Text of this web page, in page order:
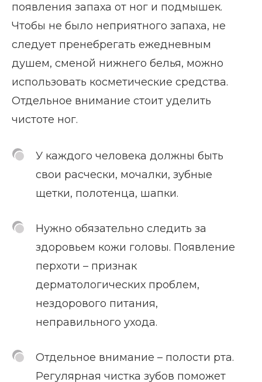
появления запаха от ног и подмышек.
Чтобы не было неприятного запаха, не
следует пренебрегать ежедневным
душем, сменой нижнего белья, можно
использовать косметические средства.
Отдельное внимание стоит уделить
чистоте ног.
У каждого человека должны быть
свои расчески, мочалки, зубные
щетки, полотенца, шапки.
Нужно обязательно следить за
здоровьем кожи головы. Появление
перхоти – признак
дерматологических проблем,
нездорового питания,
неправильного ухода.
Отдельное внимание – полости рта.
Регулярная чистка зубов поможет